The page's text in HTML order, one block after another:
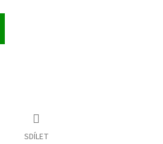
SDÍLET